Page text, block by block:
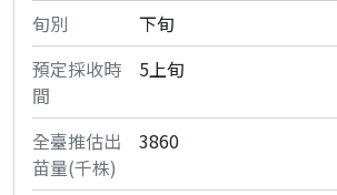
下旬
5上旬
3860